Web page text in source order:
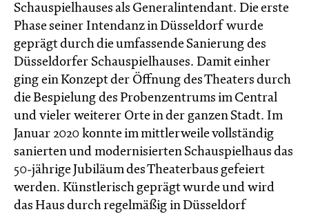
Schauspielhauses als Generalintendant. Die erste
Phase seiner Intendanz in Düsseldorf wurde
geprägt durch die umfassende Sanierung des
Düsseldorfer Schauspielhauses. Damit einher
ging ein Konzept der Öffnung des Theaters durch
die Bespielung des Probenzentrums im Central
und vieler weiterer Orte in der ganzen Stadt. Im
Januar 2020 konnte im mittlerweile vollständig
sanierten und modernisierten Schauspielhaus das
50-jährige Jubiläum des Theaterbaus gefeiert
werden. Künstlerisch geprägt wurde und wird
das Haus durch regelmäßig in Düsseldorf